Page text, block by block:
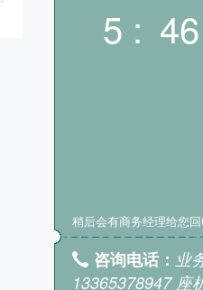
5 :
稍后会有商务经理给您
咨询电话： 业
13365378947 座